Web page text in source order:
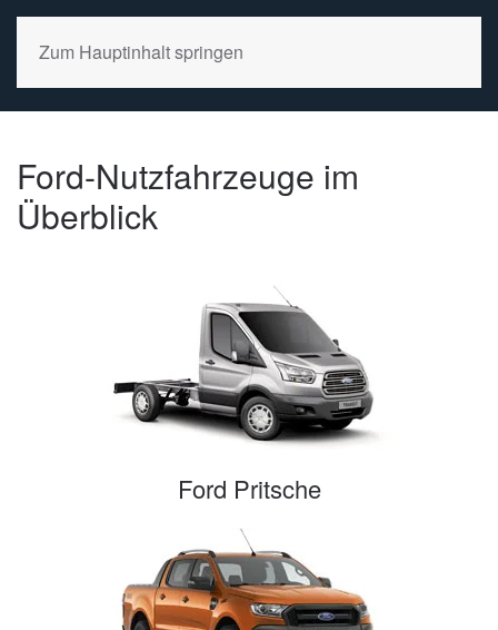
Zum Hauptinhalt springen
Ford-Nutzfahrzeuge im
Überblick
Ford Pritsche